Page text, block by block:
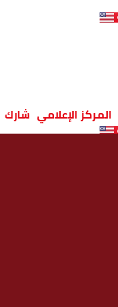
المركز الإعلامي شارك